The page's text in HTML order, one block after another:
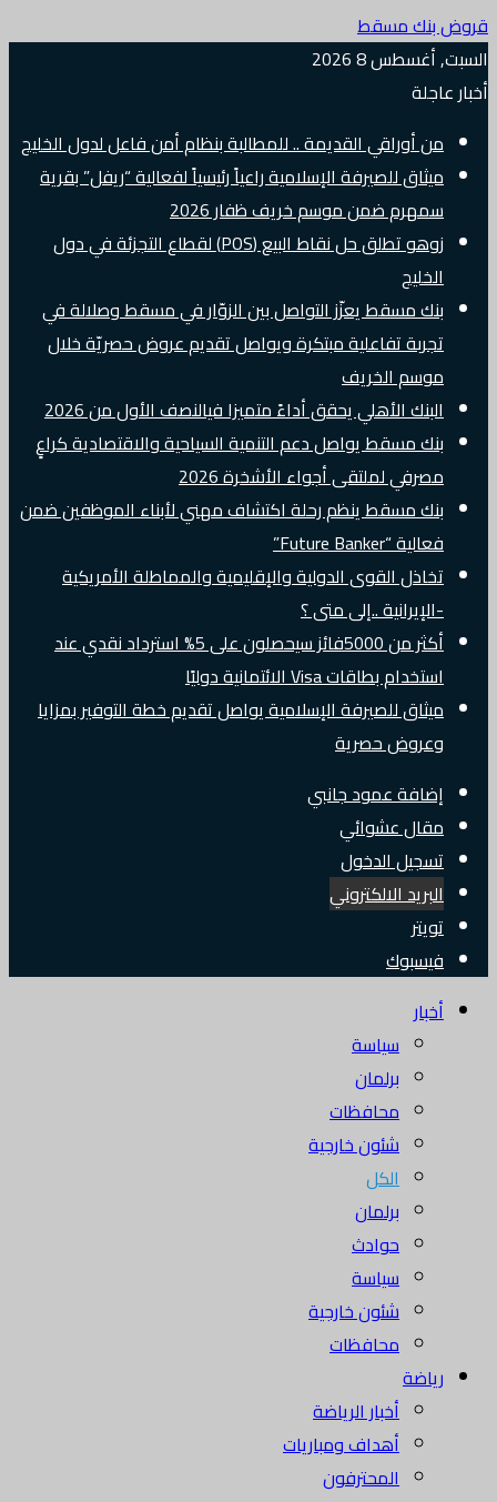
قروض بنك مسقط
السبت, أغسطس 8 2026
أخبار عاجلة
من أوراقي القديمة .. للمطالبة بنظام أمن فاعل لدول الخليج
ميثاق للصيرفة الإسلامية راعياً رئيسياً لفعالية “ريفل” بقرية
سمهرم ضمن موسم خريف ظفار 2026
زوهو تطلق حل نقاط البيع (POS) لقطاع التجزئة في دول
الخليج
بنك مسقط يعزّز التواصل بين الزوّار في مسقط وصلالة في
تجربة تفاعلية مبتكرة ويواصل تقديم عروض حصريّة خلال
موسم الخريف
البنك الأهلي يحقق أداءً متميزا فيالنصف الأول من 2026
بنك مسقط يواصل دعم التنمية السياحية والاقتصادية كراعٍ
مصرفي لملتقى أجواء الأشخرة 2026
بنك مسقط ينظم رحلة اكتشاف مهني لأبناء الموظفين ضمن
فعالية “Future Banker”
تخاذل القوى الدولية والإقليمية والمماطلة الأمريكية
-الإيرانية ..إلى متى ؟
أكثر من 5000فائز سيحصلون على 5% استرداد نقدي عند
استخدام بطاقات Visa الائتمانية دوليًا
ميثاق للصيرفة الإسلامية يواصل تقديم خطة التوفير بمزايا
وعروض حصرية
إضافة عمود جانبي
مقال عشوائي
تسجيل الدخول
البريد الالكتروني
تويتر
فيسبوك
أخبار
سياسة
برلمان
محافظات
شئون خارجية
الكل
برلمان
حوادث
سياسة
شئون خارجية
محافظات
رياضة
أخبار الرياضة
أهداف ومباريات
المحترفون